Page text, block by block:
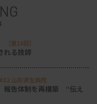
第16回］
れる技師
山形済生病院
報告体制を再構築 “伝え